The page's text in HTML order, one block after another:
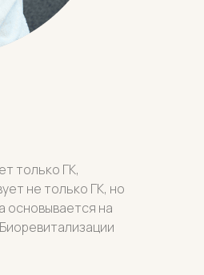
только ГК,
не только ГК, но
основывается на